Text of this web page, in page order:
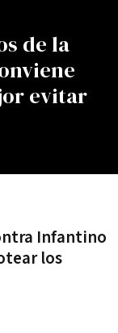
de la
evitar
Infantino
los